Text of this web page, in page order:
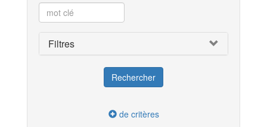
Filtres
de critères